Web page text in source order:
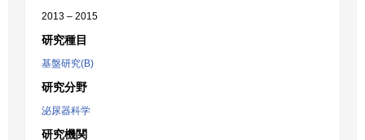
2013 – 2015
研究種目
基盤研究(B)
研究分野
泌尿器科学
研究機関